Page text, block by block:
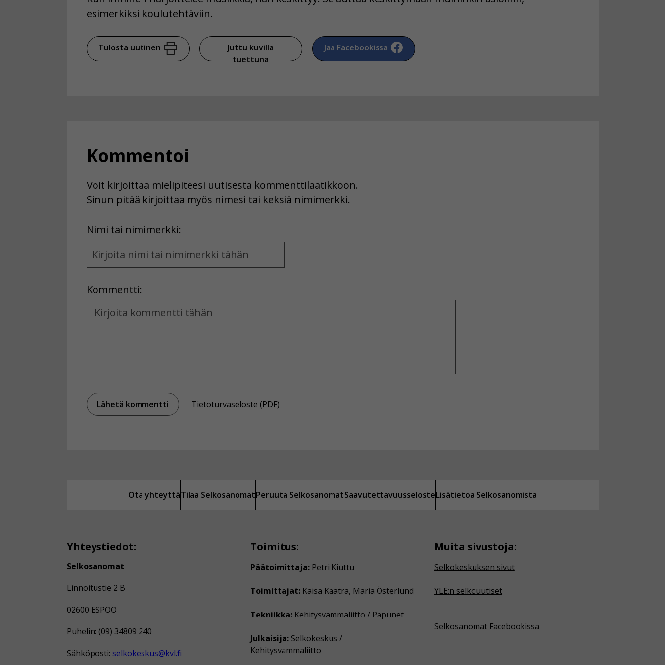
esimerkiksi koulutehtäviin.
Tulosta uutinen
Juttu kuvilla
tuettuna
Jaa Facebookissa
Kommentoi
Voit kirjoittaa mielipiteesi uutisesta kommenttilaatikkoon.
Sinun pitää kirjoittaa myös nimesi tai keksiä nimimerkki.
Nimi tai nimimerkki:
Name
and
Kommentti:
Kommentti
Tietoturvaseloste (PDF)
Ota yhteyttäTilaa SelkosanomatPeruuta SelkosanomatSaavutettavuusselosteLisätietoa Selkosanomista
Yhteystiedot:
Selkosanomat
Linnoitustie 2 B
02600 ESPOO
Puhelin: (09) 34809 240
Sähköposti: selkokeskus@kvl.fi
Toimitus:
Päätoimittaja: Petri Kiuttu
Toimittajat: Kaisa Kaatra, Maria Österlund
Tekniikka: Kehitysvammaliitto / Papunet
Julkaisija: Selkokeskus /
Kehitysvammaliitto
Muita sivustoja:
Selkokeskuksen sivut
YLE:n selkouutiset
Selkosanomat Facebookissa